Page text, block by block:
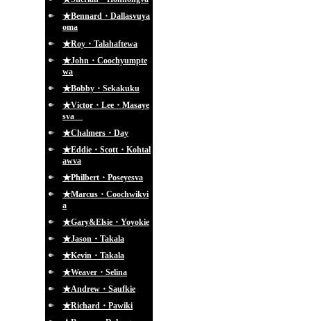
★Bennard・Dallasvuya
oma
★Roy・Talahaftewa
★John・Coochyumpte
wa
★Bobby・Sekakuku
★Victor・Lee・Masaye
sva
★Chalmers・Day
★Eddie・Scott・Kohtal
awva
★Philbert・Poseyesva
★Marcus・Coochwikvi
a
★Gary&Elsie・Yoyokie
★Jason・Takala
★Kevin・Takala
★Weaver・Selina
★Andrew・Saufkie
★Richard・Pawiki